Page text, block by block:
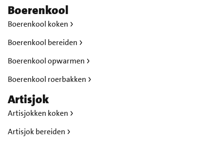
Boerenkool
Boerenkool koken
Boerenkool bereiden
Boerenkool opwarmen
Boerenkool roerbakken
Artisjok
Artisjokken koken
Artisjok bereiden